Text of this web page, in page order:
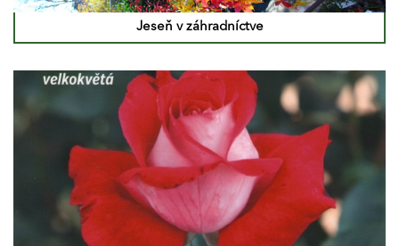
Jeseň v záhradníctve